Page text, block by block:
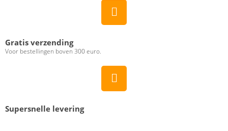
Gratis verzending
Voor bestellingen boven 300 euro.
Supersnelle levering